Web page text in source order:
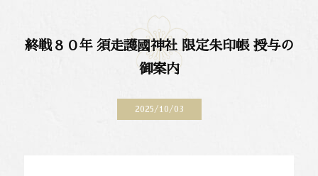
終戦８０年 須走護國神社 限定朱印帳 授与の
御案内
2025/10/03